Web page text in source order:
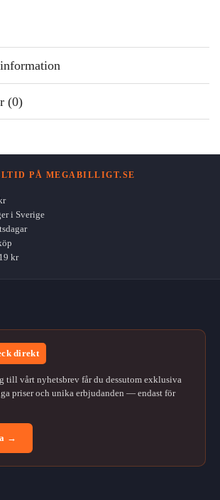
(0)
PÅ MEGABILLIGT.SE
i Sverige
kr
direkt
till vårt nyhetsbrev får du dessutom exklusiva
priser och unika erbjudanden — endast för
→